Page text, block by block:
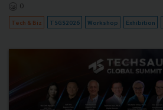
0
Tech & Biz TSGS2026 Workshop Exhibition